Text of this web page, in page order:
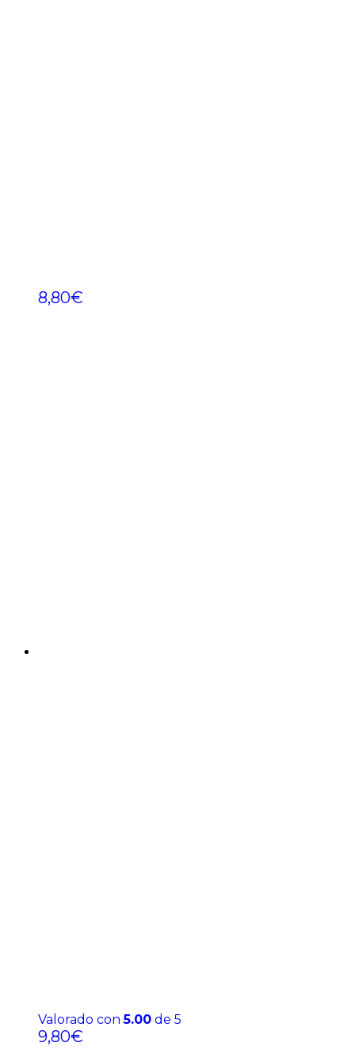
8,80€
Valorado con5.00 de 5
9,80€